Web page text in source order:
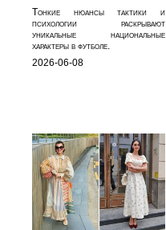
Тонкие нюансы тактики и
психологии раскрывают
уникальные национальные
характеры в футболе.
2026-06-08